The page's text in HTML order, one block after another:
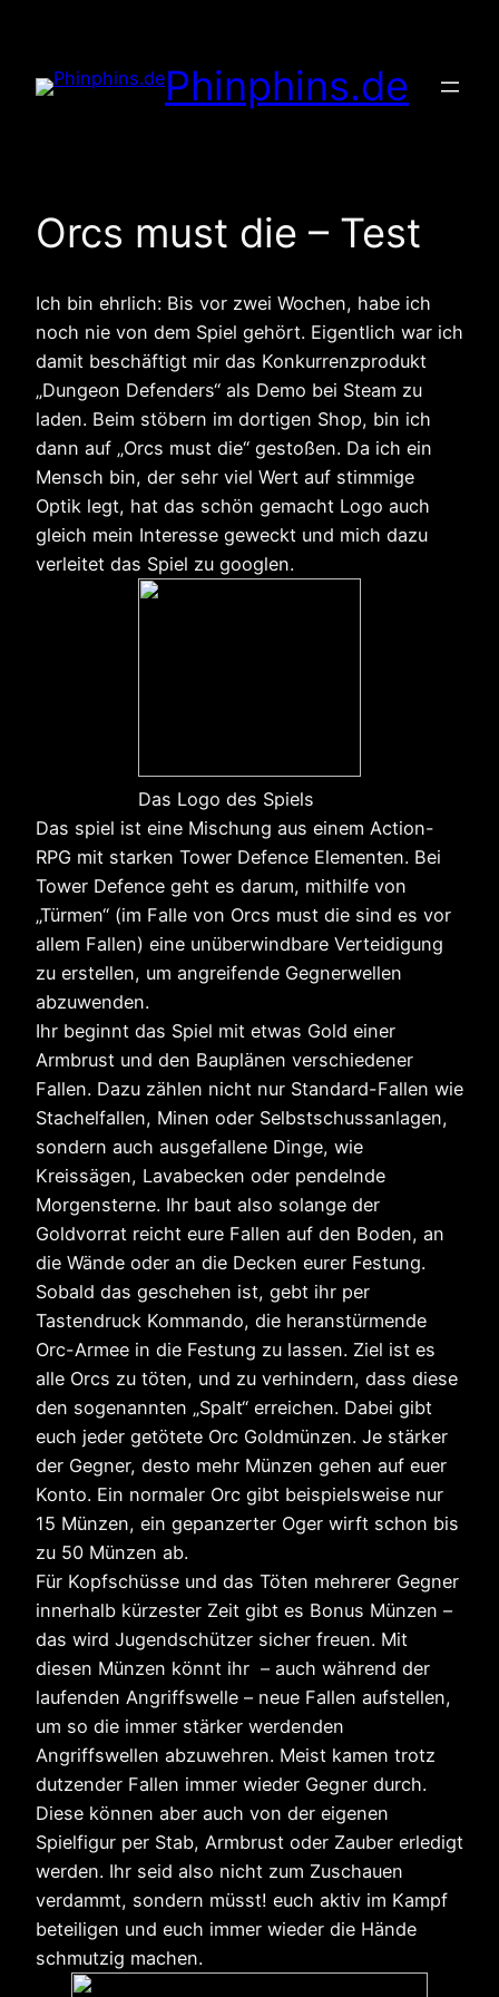
springen
Phinphins.de
Orcs must die – Test
Ich bin ehrlich: Bis vor zwei Wochen, habe ich
noch nie von dem Spiel gehört. Eigentlich war ich
damit beschäftigt mir das Konkurrenzprodukt
„Dungeon Defenders“ als Demo bei Steam zu
laden. Beim stöbern im dortigen Shop, bin ich
dann auf „Orcs must die“ gestoßen. Da ich ein
Mensch bin, der sehr viel Wert auf stimmige
Optik legt, hat das schön gemacht Logo auch
gleich mein Interesse geweckt und mich dazu
verleitet das Spiel zu googlen.
Das Logo des Spiels
Das spiel ist eine Mischung aus einem Action-
RPG mit starken Tower Defence Elementen. Bei
Tower Defence geht es darum, mithilfe von
„Türmen“ (im Falle von Orcs must die sind es vor
allem Fallen) eine unüberwindbare Verteidigung
zu erstellen, um angreifende Gegnerwellen
abzuwenden.
Ihr beginnt das Spiel mit etwas Gold einer
Armbrust und den Bauplänen verschiedener
Fallen. Dazu zählen nicht nur Standard-Fallen wie
Stachelfallen, Minen oder Selbstschussanlagen,
sondern auch ausgefallene Dinge, wie
Kreissägen, Lavabecken oder pendelnde
Morgensterne. Ihr baut also solange der
Goldvorrat reicht eure Fallen auf den Boden, an
die Wände oder an die Decken eurer Festung.
Sobald das geschehen ist, gebt ihr per
Tastendruck Kommando, die heranstürmende
Orc-Armee in die Festung zu lassen. Ziel ist es
alle Orcs zu töten, und zu verhindern, dass diese
den sogenannten „Spalt“ erreichen. Dabei gibt
euch jeder getötete Orc Goldmünzen. Je stärker
der Gegner, desto mehr Münzen gehen auf euer
Konto. Ein normaler Orc gibt beispielsweise nur
15 Münzen, ein gepanzerter Oger wirft schon bis
zu 50 Münzen ab.
Für Kopfschüsse und das Töten mehrerer Gegner
innerhalb kürzester Zeit gibt es Bonus Münzen –
das wird Jugendschützer sicher freuen. Mit
diesen Münzen könnt ihr – auch während der
laufenden Angriffswelle – neue Fallen aufstellen,
um so die immer stärker werdenden
Angriffswellen abzuwehren. Meist kamen trotz
dutzender Fallen immer wieder Gegner durch.
Diese können aber auch von der eigenen
Spielfigur per Stab, Armbrust oder Zauber erledigt
werden. Ihr seid also nicht zum Zuschauen
verdammt, sondern müsst! euch aktiv im Kampf
beteiligen und euch immer wieder die Hände
schmutzig machen.